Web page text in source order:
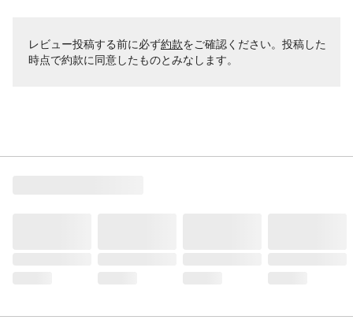
レビュー投稿する前に必ず約款をご確認ください。投稿した
時点で約款に同意したものとみなします。